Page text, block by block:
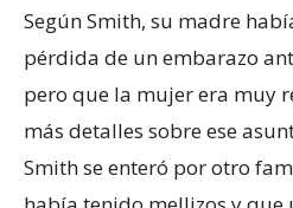
Según Smith, su madre
pérdida de un embarazo
pero que la mujer era muy
más detalles sobre ese
Smith se enteró por otro